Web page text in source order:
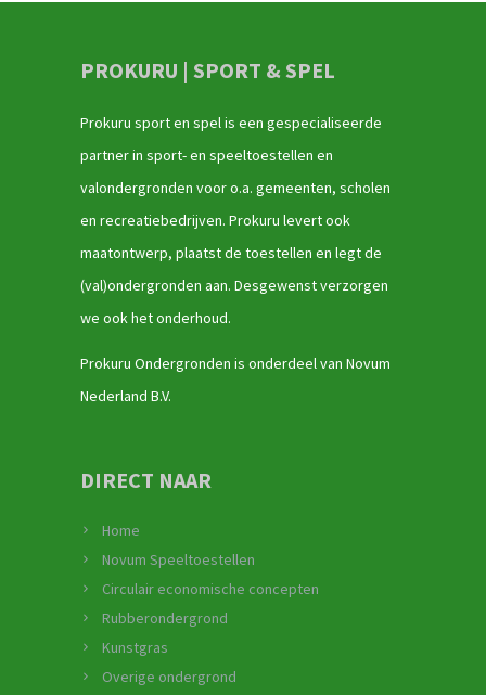
PROKURU | SPORT & SPEL
Prokuru sport en spel is een gespecialiseerde
partner in sport- en speeltoestellen en
valondergronden voor o.a. gemeenten, scholen
en recreatiebedrijven. Prokuru levert ook
maatontwerp, plaatst de toestellen en legt de
(val)ondergronden aan. Desgewenst verzorgen
we ook het onderhoud.
Prokuru Ondergronden is onderdeel van Novum
Nederland B.V.
DIRECT NAAR
Home
Novum Speeltoestellen
Circulair economische concepten
Rubberondergrond
Kunstgras
Overige ondergrond